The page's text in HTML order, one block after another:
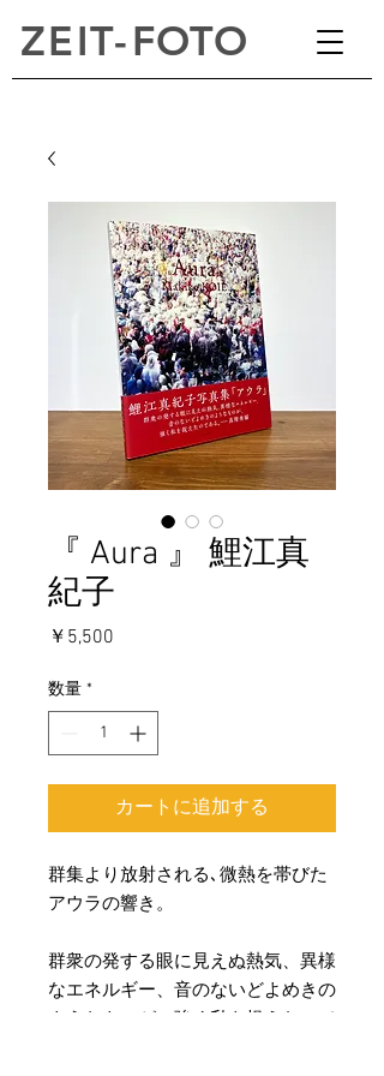
ZEIT-FOTO
『 Aura 』 鯉江真
紀子
￥5,500
数量 *
カートに追加する
群集より放射される､微熱を帯びた
アウラの響き。
群衆の発する眼に見えぬ熱気、異様
なエネルギー、音のないどよめきの
ようなものが、強く私を捉えたので